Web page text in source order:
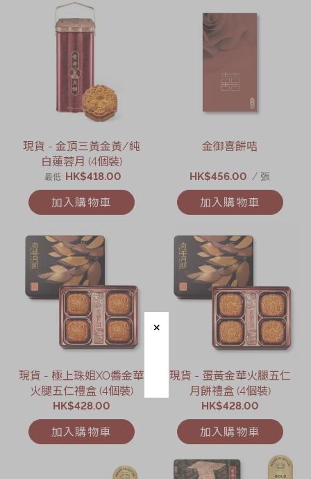
現貨 - 金頂三黃金黃/純
白蓮蓉月 (4個裝)
最低 HK$418.00
加入購物車
金御喜餅咭
HK$456.00 / 張
加入購物車
現貨 - 極上珠姐XO醬金華
火腿五仁禮盒 (4個裝)
HK$428.00
加入購物車
現貨 - 蛋黃金華火腿五仁
月餅禮盒 (4個裝)
HK$428.00
加入購物車